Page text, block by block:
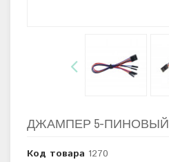
ДЖАМПЕР 5-ПИНОВЫЙ
Код товара 1270